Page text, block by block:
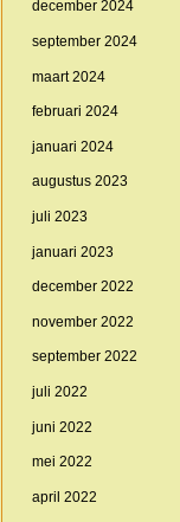
december 2024
september 2024
maart 2024
februari 2024
januari 2024
augustus 2023
juli 2023
januari 2023
december 2022
november 2022
september 2022
juli 2022
juni 2022
mei 2022
april 2022